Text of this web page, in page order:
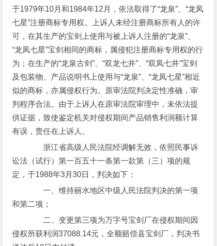
于1979年10月和1984年12月，依法取得了“龙泉”、“龙凤
七星”注册商标专用权。上诉人未经注册商标所有人的许
可，在其生产的宝剑上使用与被上诉人注册的“龙泉”、
“龙凤七星”宝剑相同的商标，属侵犯注册商标专用权的行
为；在生产的“龙泉古剑”、“双龙七井”、“双凤七井”宝剑
及包装物、产品说明书上使用与“龙泉”、“龙凤七星”相近
似的商标，亦属侵权行为。原审法院判决定性准确，审
判程序合法。由于上诉人在原审法院审理中，未依法提
供证据，致使鉴定机关对侵权期间产品销售利润额计算
有误，责任在上诉人。
浙江省高级人民法院经调解无效，依照民事诉
讼法（试行）第一百五十一条第一款第（三）项的规
定，于1988年3月30日，判决如下：
一、维持丽水地区中级人民法院判决的第一项
和第二项；
二、变更第三项为万字号宝剑厂在侵权期间因
侵权所获利润37088.14元，全额赔偿县宝剑厂，判决书